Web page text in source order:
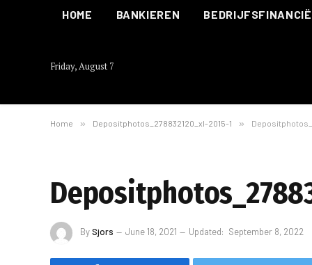
HOME BANKIEREN
Friday, August 7
Home » Depositphotos_278832120_xl-2015-1 »
BySjors June 18, 2021 Updated: September 8, 2022